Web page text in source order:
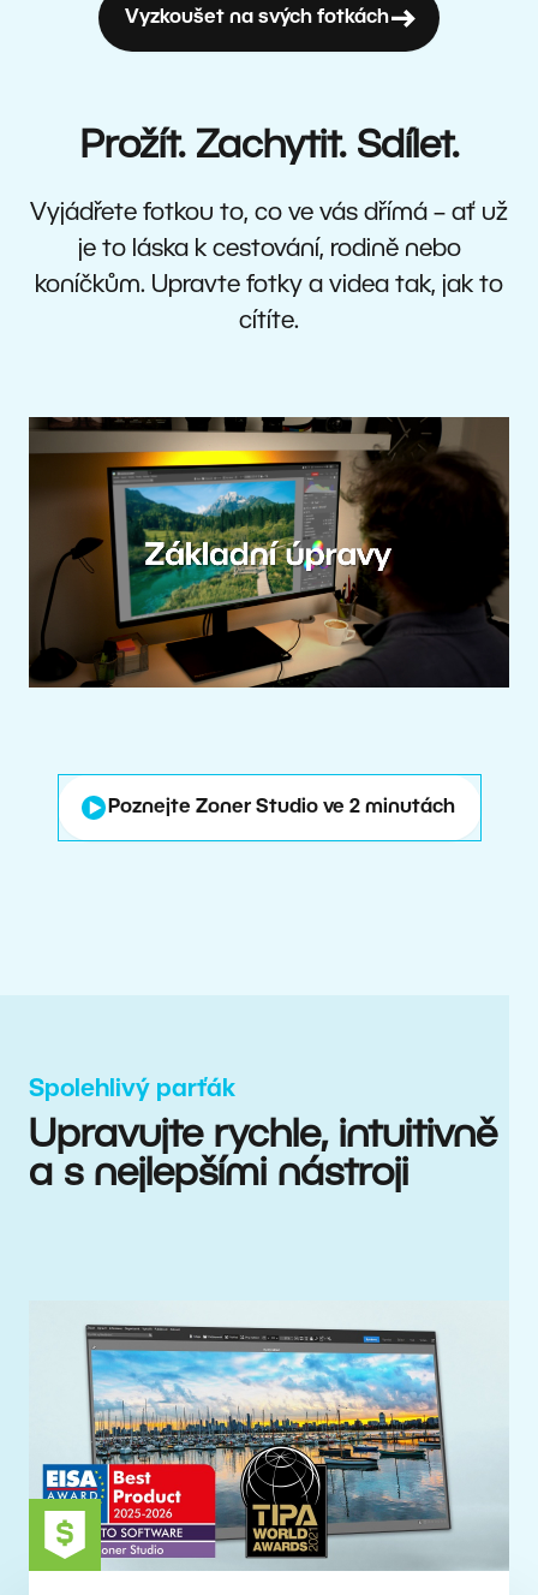
Vyzkoušet na svých fotkách
Prožít. Zachytit. Sdílet.
Vyjádřete fotkou to, co ve vás dřímá – ať už
je to láska k cestování, rodině nebo
koníčkům. Upravte fotky a videa tak, jak to
cítíte.
Poznejte Zoner Studio ve 2 minutách
Spolehlivý parťák
Upravujte rychle, intuitivně
a s nejlepšími nástroji